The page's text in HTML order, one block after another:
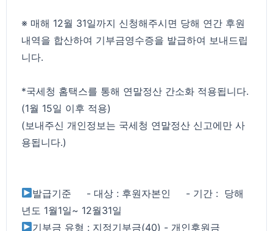
※ 매해 12월 31일까지 신청해주시면 당해 연간 후원
내역을 합산하여 기부금영수증을 발급하여 보내드립
니다.
*국세청 홈택스를 통해 연말정산 간소화 적용됩니다.
(1월 15일 이후 적용)
(보내주신 개인정보는 국세청 연말정산 신고에만 사
용됩니다.)
발급기준 - 대상 : 후원자본인 - 기간 : 당해
년도 1월1일~ 12월31일
기부금 유형 : 지정기부금(40) - 개인후원금